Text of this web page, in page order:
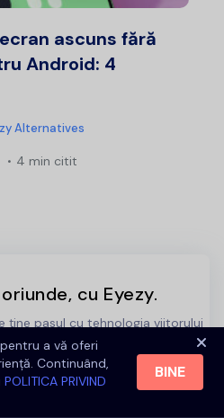
ascuns fără
Android: 4
Alternatives
4 min citit
cu Eyezy.
ține pasul cu tehnologia viitorului
EYEZY ACUM
a vă oferi
Continuând,
POLITICA PRIVIND
BINE